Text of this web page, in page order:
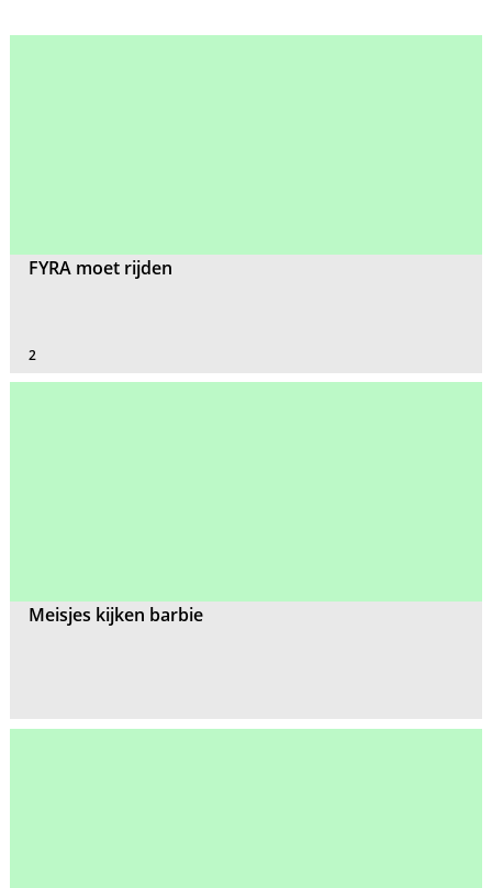
FYRA moet rijden
2
Meisjes kijken barbie